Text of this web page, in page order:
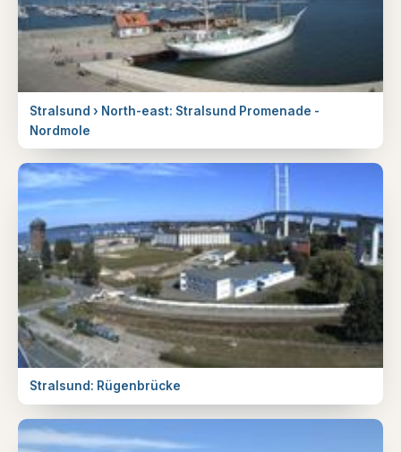
Stralsund › North-east: Stralsund Promenade -
Nordmole
Stralsund: Rügenbrücke